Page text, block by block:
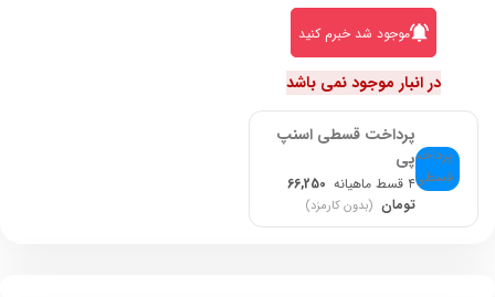
موجود شد خبرم کنید
در انبار موجود نمی باشد
پرداخت قسطی اسنپ
پی
۴ قسط ماهیانه
66,250
تومان (بدون کارمزد)